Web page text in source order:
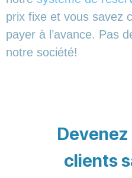
prix fixe et vous savez
payer à l’avance. Pas
notre société!
clients